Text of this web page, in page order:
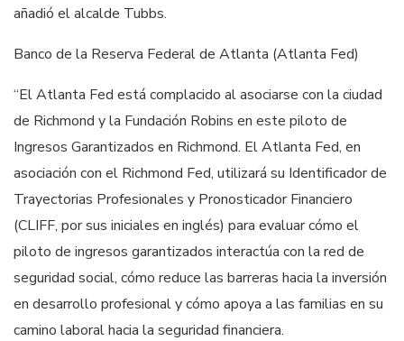
añadió el alcalde Tubbs.
Banco de la Reserva Federal de Atlanta (Atlanta Fed)
“El Atlanta Fed está complacido al asociarse con la ciudad
de Richmond y la Fundación Robins en este piloto de
Ingresos Garantizados en Richmond. El Atlanta Fed, en
asociación con el Richmond Fed, utilizará su Identificador de
Trayectorias Profesionales y Pronosticador Financiero
(CLIFF, por sus iniciales en inglés) para evaluar cómo el
piloto de ingresos garantizados interactúa con la red de
seguridad social, cómo reduce las barreras hacia la inversión
en desarrollo profesional y cómo apoya a las familias en su
camino laboral hacia la seguridad financiera.